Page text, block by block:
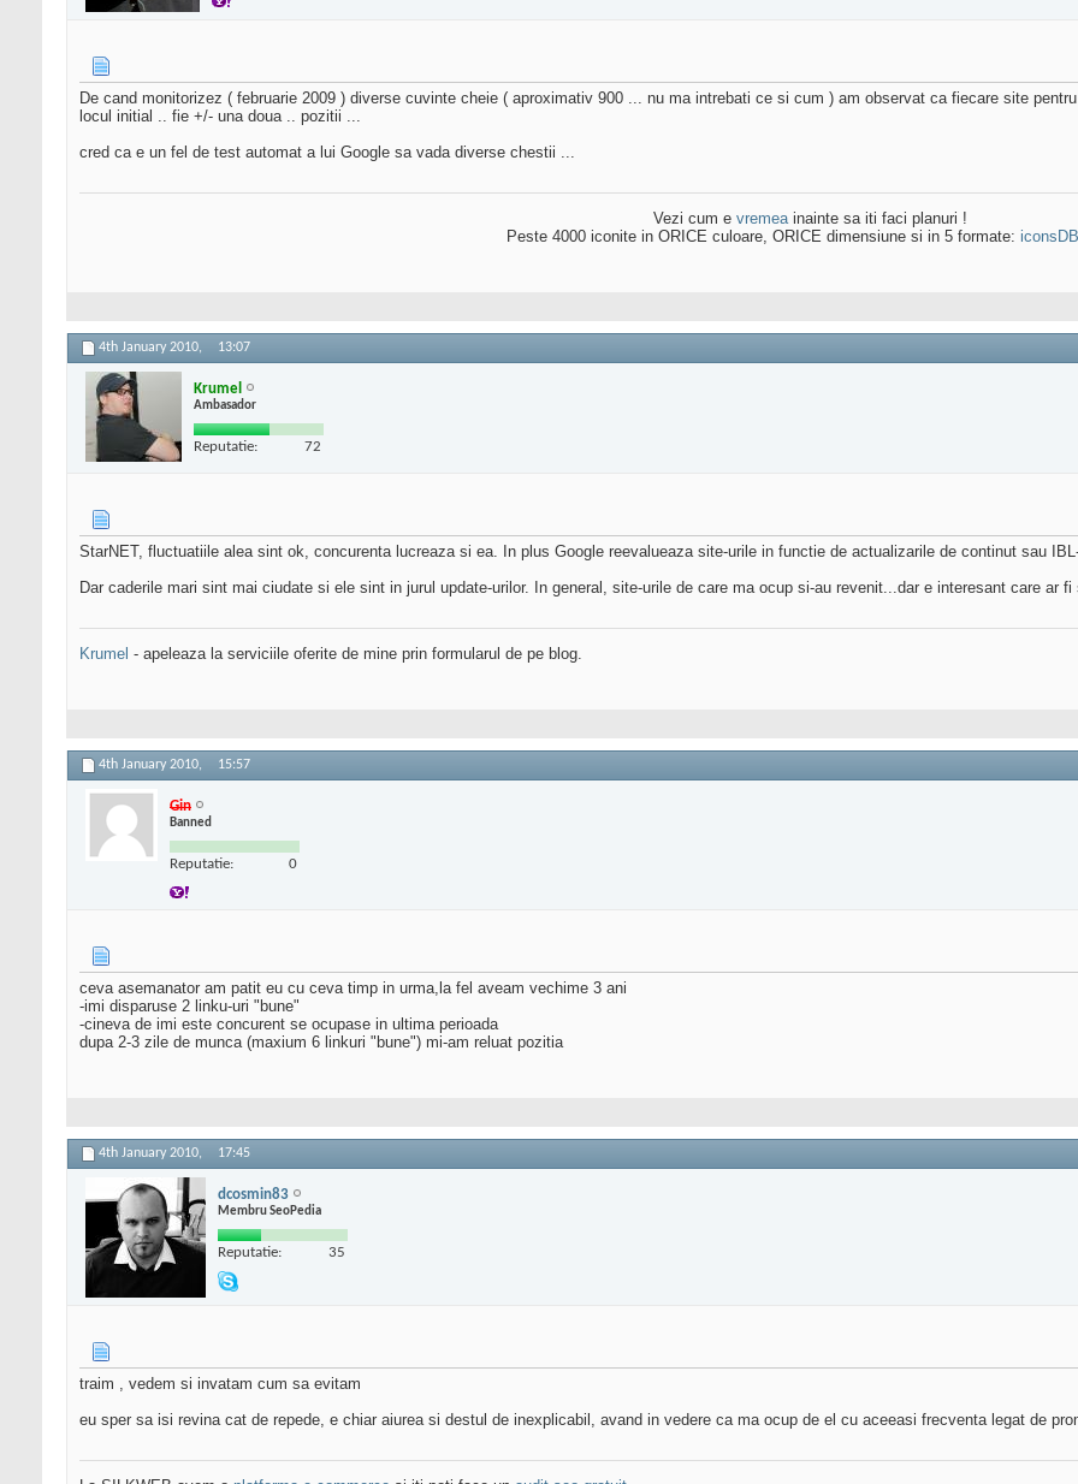
De cand monitorizez ( februarie 2009 ) diverse cuvinte cheie ( aproximativ 900 ... nu ma intrebati ce si cum ) am observat ca fiecare site
locul initial .. fie +/- una doua .. pozitii ...
cred ca e un fel de test automat a lui Google sa vada diverse chestii ...
Vezi cum e vremeainainte sa iti faci planuri !
Peste 4000 iconite in ORICE culoare, ORICE dimensiune si in 5 formate:
4th January 2010, 13:07
Krumel
Ambasador
Reputatie: 72
StarNET, fluctuatiile alea sint ok, concurenta lucreaza si ea. In plus Google reevalueaza site-urile in functie de actualizarile de continut sau
Dar caderile mari sint mai ciudate si ele sint in jurul update-urilor. In general, site-urile de care ma ocup si-au revenit...dar e interesant care ar
Krumel - apeleaza la serviciile oferite de mine prin formularul de pe blog.
4th January 2010, 15:57
Gin
Banned
Reputatie: 0
ceva asemanator am patit eu cu ceva timp in urma,la fel aveam vechime 3 ani
-imi disparuse 2 linku-uri "bune"
-cineva de imi este concurent se ocupase in ultima perioada
dupa 2-3 zile de munca (maxium 6 linkuri "bune") mi-am reluat pozitia
4th January 2010, 17:45
dcosmin83
Membru SeoPedia
Reputatie: 35
traim , vedem si invatam cum sa evitam
eu sper sa isi revina cat de repede, e chiar aiurea si destul de inexplicabil, avand in vedere ca ma ocup de el cu aceeasi frecventa legat de